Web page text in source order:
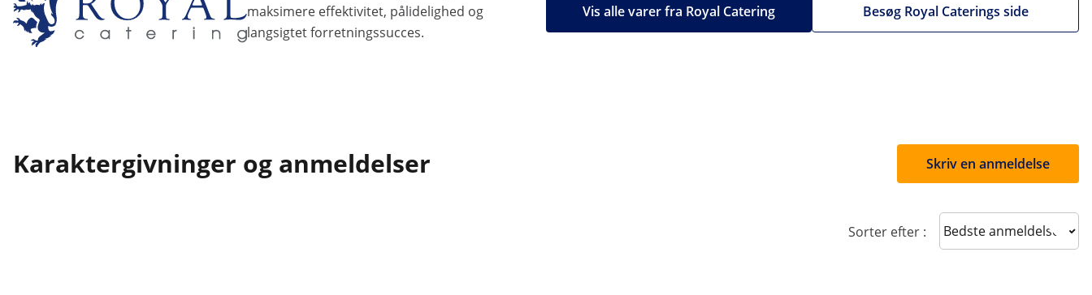
maksimere effektivitet, pålidelighed og
langsigtet forretningssucces.
Besøg Royal Caterings side
Vis alle varer fra Royal Catering
Karaktergivninger og anmeldelser Skriv en anmeldelse
Sorter efter : Sort reviews